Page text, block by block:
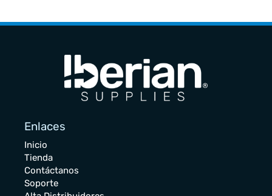
Enlaces
Inicio
Tienda
Contáctanos
Soporte